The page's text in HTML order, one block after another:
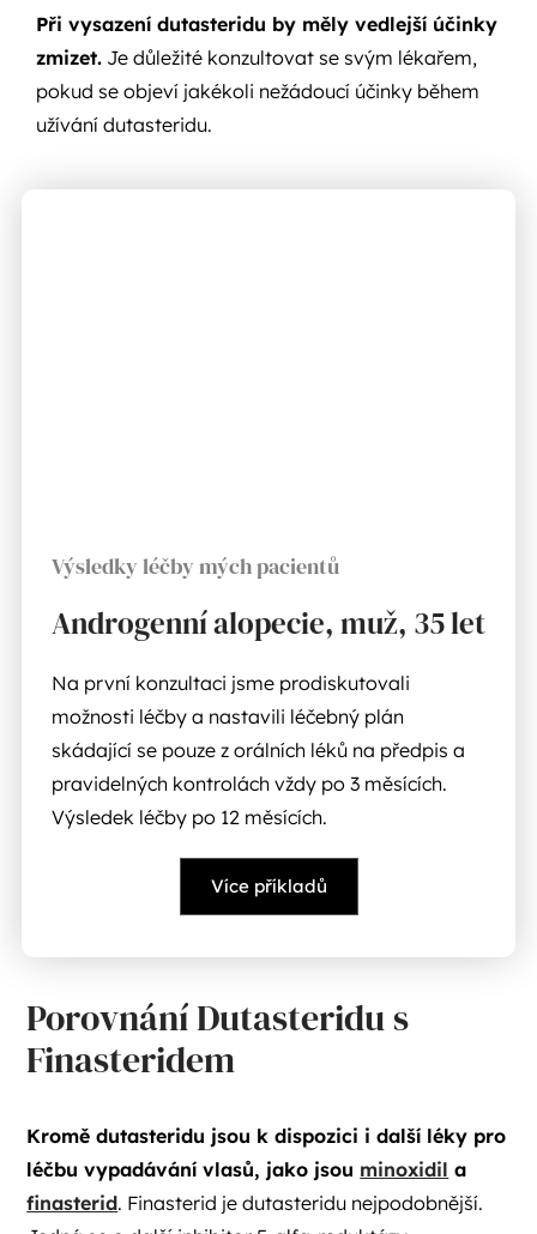
Při vysazení dutasteridu by měly vedlejší účinky
zmizet.Je důležité konzultovat se svým lékařem,
pokud se objeví jakékoli nežádoucí účinky během
užívání dutasteridu.
Výsledky léčby mých pacientů
Androgenní alopecie, muž, 35 let
Na první konzultaci jsme prodiskutovali
možnosti léčby a nastavili léčebný plán
skádající se pouze z orálních léků na předpis a
pravidelných kontrolách vždy po 3 měsících.
Výsledek léčby po 12 měsících.
Více příkladů
Porovnání Dutasteridu s
Finasteridem
Kromě dutasteridu jsou k dispozici i další léky pro
léčbu vypadávání vlasů, jako jsou minoxidil a
finasterid. Finasterid je dutasteridu nejpodobnější.